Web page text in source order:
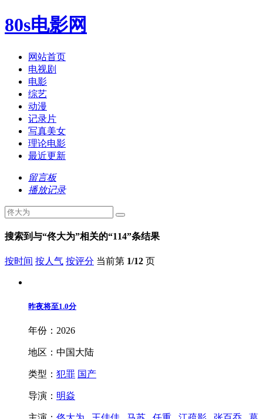
80s电影网
网站首页
电视剧
电影
综艺
动漫
记录片
写真美女
理论电影
最近更新
留言板
播放记录
搜索到与“佟大为”相关的“114”条结果
按时间 按人气 按评分 当前第 1/12 页
昨夜将至1.0分
年份：2026
地区：中国大陆
类型： 犯罪 国产
导演： 明焱